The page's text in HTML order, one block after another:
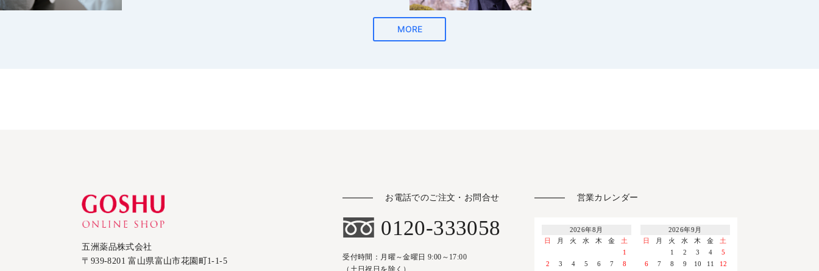
五洲薬品株式会社
〒939-8201 富山県富山市花園町1-1-5
お電話でのご注文・お問合せ
0120-333058
受付時間：月曜～金曜日 9:00～17:00
（土日祝日を除く）
営業カレンダー
2026年8月
日
月 火 水 木 金
土
1
2
3 4 5 6 7 8
2026年9月
日
月 火 水 木 金
土
1
2 3 4
5
6
7 8 9 10 11 12